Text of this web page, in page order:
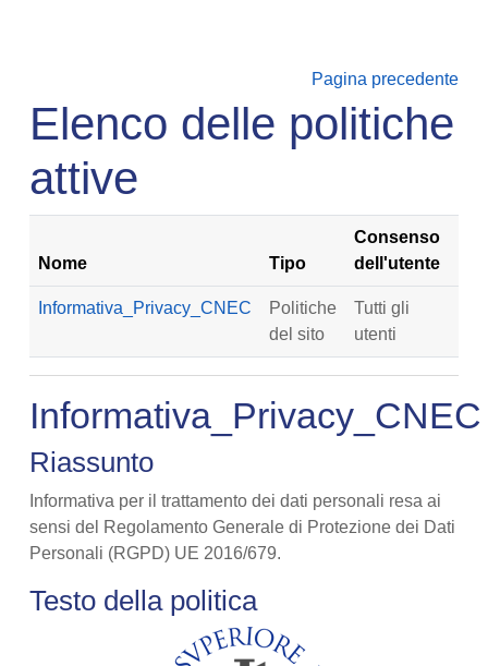
Pagina precedente
Elenco delle politiche
attive
Nome Tipo
Consenso
dell'utente
Informativa_Privacy_CNEC
Politiche
del sito
Tutti gli
utenti
Informativa_Privacy_CNEC
Riassunto
Informativa per il trattamento dei dati personali resa ai
sensi del Regolamento Generale di Protezione dei Dati
Personali (RGPD) UE 2016/679.
Testo della politica